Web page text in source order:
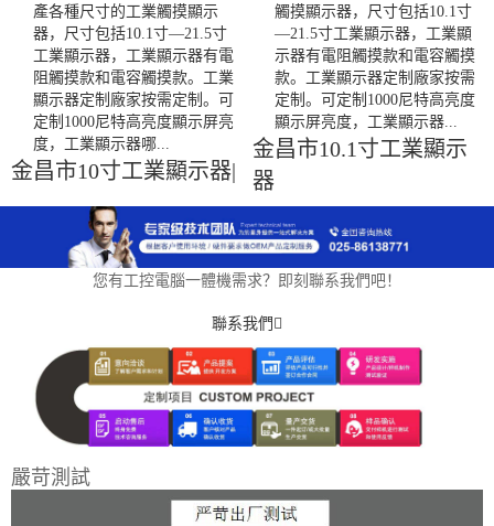
產各種尺寸的工業觸摸顯示
器，尺寸包括10.1寸—21.5寸
工業顯示器，工業顯示器有電
阻觸摸款和電容觸摸款。工業
顯示器定制廠家按需定制。可
定制1000尼特高亮度顯示屏亮
度，工業顯示器哪...
金昌市10寸工業顯示器|
觸摸顯示器，尺寸包括10.1寸
—21.5寸工業顯示器，工業顯
示器有電阻觸摸款和電容觸摸
款。工業顯示器定制廠家按需
定制。可定制1000尼特高亮度
顯示屏亮度，工業顯示器...
金昌市10.1寸工業顯示
器
您有工控電腦一體機需求？即刻聯系我們吧！
聯系我們
嚴苛測試